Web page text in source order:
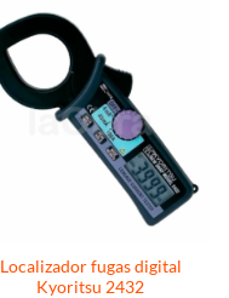
Localizador fugas digital
Kyoritsu 2432